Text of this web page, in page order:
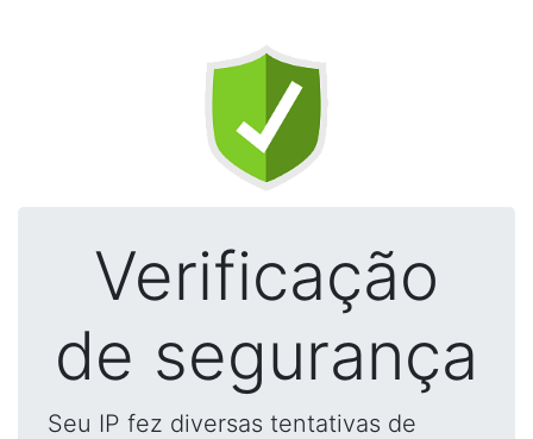
Verificação
de segurança
Seu IP fez diversas tentativas de